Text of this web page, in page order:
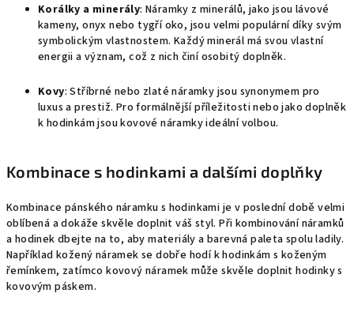
Korálky a minerály: Náramky z minerálů, jako jsou lávové
kameny, onyx nebo tygří oko, jsou velmi populární díky svým
symbolickým vlastnostem. Každý minerál má svou vlastní
energii a význam, což z nich činí osobitý doplněk.
Kovy: Stříbrné nebo zlaté náramky jsou synonymem pro
luxus a prestiž. Pro formálnější příležitosti nebo jako doplněk
k hodinkám jsou kovové náramky ideální volbou.
Kombinace s hodinkami a dalšími doplňky
Kombinace pánského náramku s hodinkami je v poslední době velmi
oblíbená a dokáže skvěle doplnit váš styl. Při kombinování náramků
a hodinek dbejte na to, aby materiály a barevná paleta spolu ladily.
Například kožený náramek se dobře hodí k hodinkám s koženým
řemínkem, zatímco kovový náramek může skvěle doplnit hodinky s
kovovým páskem.